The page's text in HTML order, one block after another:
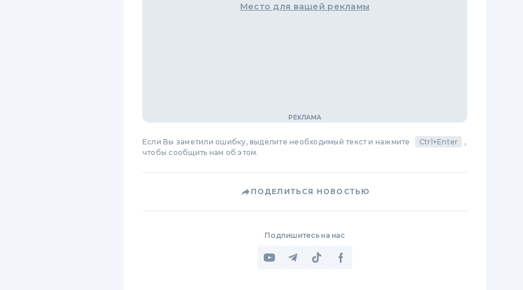
Место для вашей рекламы
Если Вы заметили ошибку, выделите необходимый текст и нажмите Ctrl+Enter
,
чтобы сообщить нам об этом.
ПОДЕЛИТЬСЯ НОВОСТЬЮ
Подпишитесь на нас